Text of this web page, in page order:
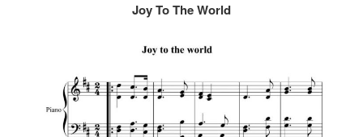
Joy To The World